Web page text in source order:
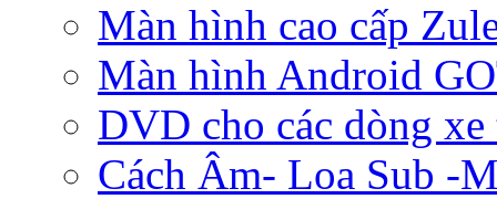
Màn hình cao cấp
Màn hình Android
DVD cho các dòng
Cách Âm- Loa Sub -